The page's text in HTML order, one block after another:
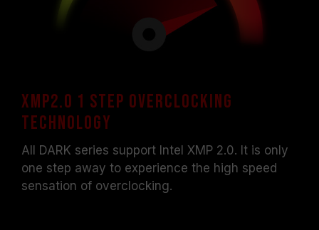
XMP2.0 1 step overclocking
technology
All DARK series support Intel XMP 2.0. It is only
one step away to experience the high speed
sensation of overclocking.